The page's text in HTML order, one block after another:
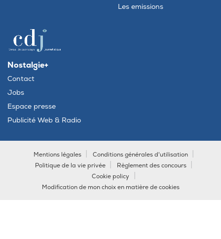
Les emissions
Nostalgie+
Contact
Jobs
Espace presse
Publicité Web & Radio
Mentions légales
Conditions générales d'utilisation
Politique de la vie privée
Règlement des concours
Cookie policy
Modification de mon choix en matière de cookies